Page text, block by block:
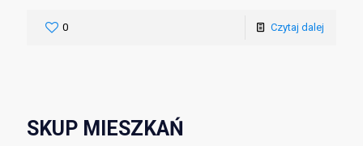
0 Czytaj dalej
SKUP MIESZKAŃ